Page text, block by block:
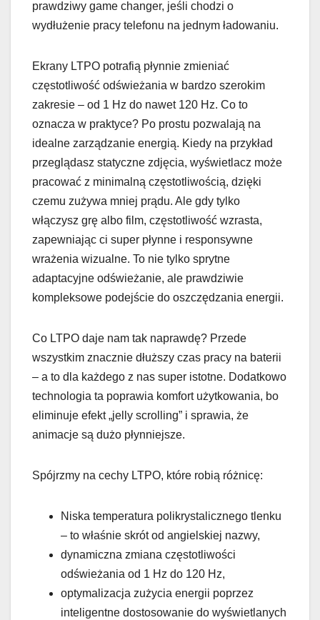
prawdziwy game changer, jeśli chodzi o
wydłużenie pracy telefonu na jednym ładowaniu.
Ekrany LTPO potrafią płynnie zmieniać
częstotliwość odświeżania w bardzo szerokim
zakresie – od 1 Hz do nawet 120 Hz. Co to
oznacza w praktyce? Po prostu pozwalają na
idealne zarządzanie energią. Kiedy na przykład
przeglądasz statyczne zdjęcia, wyświetlacz może
pracować z minimalną częstotliwością, dzięki
czemu zużywa mniej prądu. Ale gdy tylko
włączysz grę albo film, częstotliwość wzrasta,
zapewniając ci super płynne i responsywne
wrażenia wizualne. To nie tylko sprytne
adaptacyjne odświeżanie, ale prawdziwie
kompleksowe podejście do oszczędzania energii.
Co LTPO daje nam tak naprawdę? Przede
wszystkim znacznie dłuższy czas pracy na baterii
– a to dla każdego z nas super istotne. Dodatkowo
technologia ta poprawia komfort użytkowania, bo
eliminuje efekt „jelly scrolling” i sprawia, że
animacje są dużo płynniejsze.
Spójrzmy na cechy LTPO, które robią różnicę:
Niska temperatura polikrystalicznego tlenku
– to właśnie skrót od angielskiej nazwy,
dynamiczna zmiana częstotliwości
odświeżania od 1 Hz do 120 Hz,
optymalizacja zużycia energii poprzez
inteligentne dostosowanie do wyświetlanych